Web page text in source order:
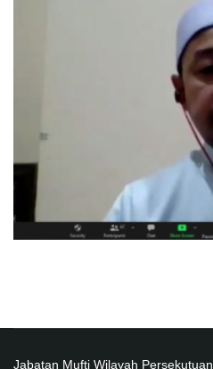
Jabatan Mufti Wilayah Persekutuan